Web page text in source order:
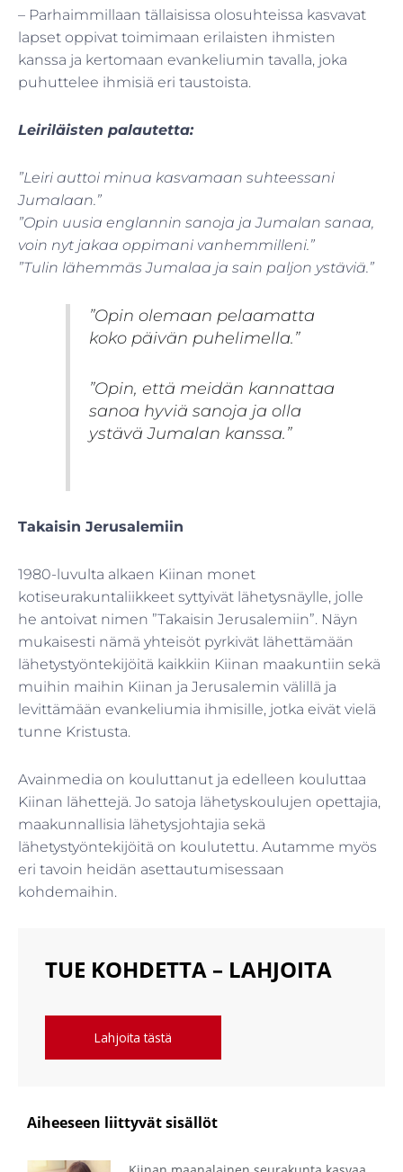
– Parhaimmillaan tällaisissa olosuhteissa kasvavat
lapset oppivat toimimaan erilaisten ihmisten
kanssa ja kertomaan evankeliumin tavalla, joka
puhuttelee ihmisiä eri taustoista.
Leiriläisten palautetta:
”Leiri auttoi minua kasvamaan suhteessani
Jumalaan.”
”Opin uusia englannin sanoja ja Jumalan sanaa,
voin nyt jakaa oppimani vanhemmilleni.”
”Tulin lähemmäs Jumalaa ja sain paljon ystäviä.”
”Opin olemaan pelaamatta
koko päivän puhelimella.”
”Opin, että meidän kannattaa
sanoa hyviä sanoja ja olla
ystävä Jumalan kanssa.”
Takaisin Jerusalemiin
1980-luvulta alkaen Kiinan monet
kotiseurakuntaliikkeet syttyivät lähetysnäylle, jolle
he antoivat nimen ”Takaisin Jerusalemiin”. Näyn
mukaisesti nämä yhteisöt pyrkivät lähettämään
lähetystyöntekijöitä kaikkiin Kiinan maakuntiin sekä
muihin maihin Kiinan ja Jerusalemin välillä ja
levittämään evankeliumia ihmisille, jotka eivät vielä
tunne Kristusta.
Avainmedia on kouluttanut ja edelleen kouluttaa
Kiinan lähettejä. Jo satoja lähetyskoulujen opettajia,
maakunnallisia lähetysjohtajia sekä
lähetystyöntekijöitä on koulutettu. Autamme myös
eri tavoin heidän asettautumisessaan
kohdemaihin.
TUE KOHDETTA – LAHJOITA
Lahjoita tästä
Aiheeseen liittyvät sisällöt